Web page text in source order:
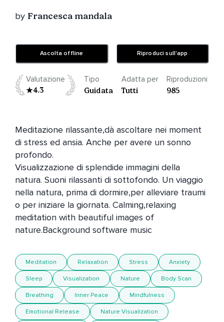
by Francesca mandala
Ascolta offline Riproduci sull'app
Valutazione
4.3
Tipo
Guidata
Adatta per
Tutti
Riproduzioni
985
Meditazione rilassante,dà ascoltare nei moment
di stress ed ansia. Anche per avere un sonno
profondo.
Visualizzazione di splendide immagini della
natura. Suoni rilassanti di sottofondo. Un viaggio
nella natura, prima di dormire,per alleviare traumi
o per iniziare la giornata. Calming,relaxing
meditation with beautiful images of
nature.Background software music
Meditation Relaxation Stress Anxiety
Sleep Visualization Nature Body Scan
Breathing Inner Peace Mindfulness
Emotional Release Nature Visualization